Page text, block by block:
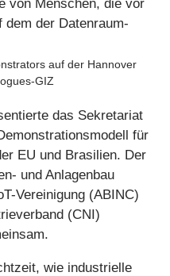
auf der Hannover
GIZ
das Sekretariat
für
EU und Brasilien. Der
und Anlagenbau
Vereinigung (ABINC)
(CNI)
wie industrielle